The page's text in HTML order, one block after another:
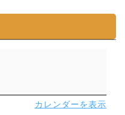
n
カレンダーを表示